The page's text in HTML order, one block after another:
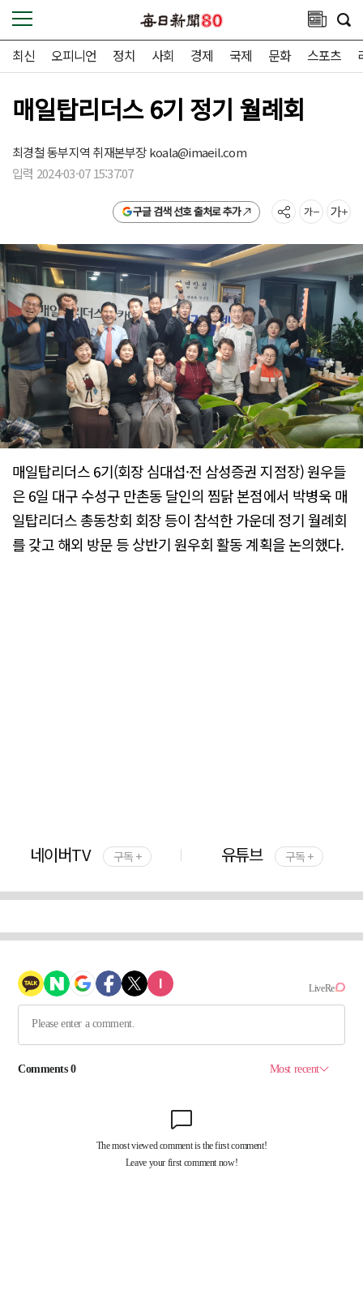
최신 오피니언 정치 사회 경제 국제 문화 스포츠
매일탑리더스 6기 정기 월례회
최경철 동부지역 취재본부장koala@imaeil.com
입력 2024-03-07 15:37:07
구글 검색 선호 출처로 추가
매일탑리더스 6기(회장 심대섭·전 삼성증권 지점장) 원우들
은 6일 대구 수성구 만촌동 달인의 찜닭 본점에서 박병욱 매
일탑리더스 총동창회 회장 등이 참석한 가운데 정기 월례회
를 갖고 해외 방문 등 상반기 원우회 활동 계획을 논의했다.
네이버TV 구독 + 유튜브 구독 +